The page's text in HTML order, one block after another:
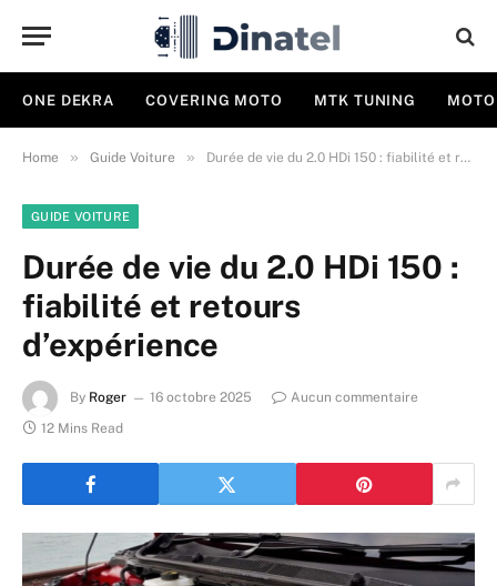
ONE DEKRA COVERING MOTO MTK TUNING
Home » Guide Voiture » Durée de vie du 2.0 HDi 150 : fiabilité et retours d’expérience
GUIDE VOITURE
Durée de vie du 2.0 HDi 150 :
fiabilité et retours
d’expérience
By Roger 16 octobre 2025
Aucun commentaire
12 Mins Read